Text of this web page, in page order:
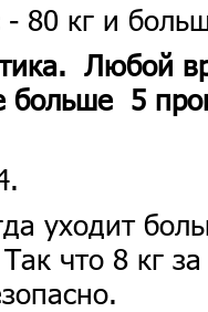
- 80 кг и
Любой
больше 5
уходит
что 8 кг